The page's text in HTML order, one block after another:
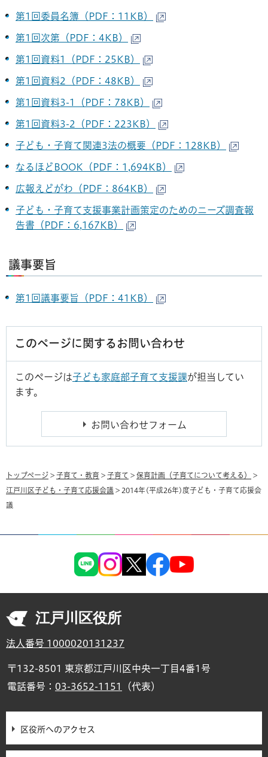
第1回委員名簿（PDF：11KB）
第1回次第（PDF：4KB）
第1回資料1（PDF：25KB）
第1回資料2（PDF：48KB）
第1回資料3-1（PDF：78KB）
第1回資料3-2（PDF：223KB）
子ども・子育て関連3法の概要（PDF：128KB）
なるほどBOOK（PDF：1,694KB）
広報えどがわ（PDF：864KB）
子ども・子育て支援事業計画策定のためのニーズ調査報
告書（PDF：6,167KB）
議事要旨
第1回議事要旨（PDF：41KB）
このページに関するお問い合わせ
このページは子ども家庭部子育て支援課が担当してい
ます。
トップページ > 子育て・教育 > 子育て > 保育計画（子育てについて考える） >
江戸川区子ども・子育て応援会議 > 2014年(平成26年)度子ども・子育て応援会
議
江戸川区役所
法人番号 1000020131237
〒132-8501 東京都江戸川区中央一丁目4番1号
電話番号： 03-3652-1151 （代表）
区役所へのアクセス